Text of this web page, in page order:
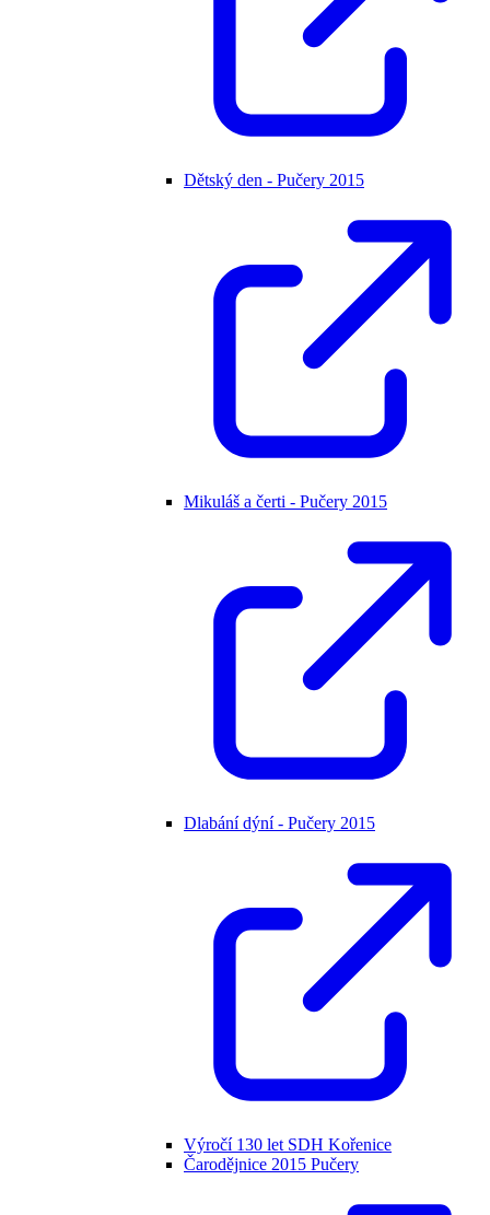
Dětský den - Pučery 2015
Mikuláš a čerti - Pučery 2015
Dlabání dýní - Pučery 2015
Výročí 130 let SDH Kořenice
Čarodějnice 2015 Pučery